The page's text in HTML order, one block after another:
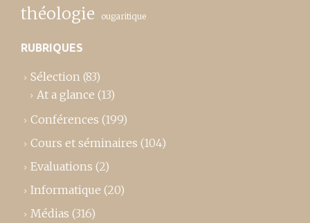
théologie ougaritique
RUBRIQUES
Sélection (83)
At a glance (13)
Conférences (199)
Cours et séminaires (104)
Evaluations (2)
Informatique (20)
Médias (316)